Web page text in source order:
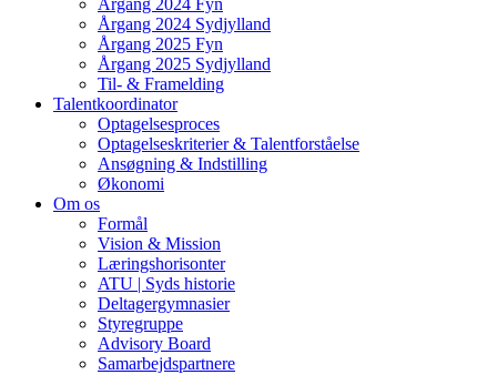
Årgang 2024 Sydjylland
Årgang 2025 Fyn
Årgang 2025 Sydjylland
Til- & Framelding
Talentkoordinator
Optagelsesproces
Optagelseskriterier & Talentforståelse
Ansøgning & Indstilling
Økonomi
Om os
Formål
Vision & Mission
Læringshorisonter
ATU | Syds historie
Deltagergymnasier
Styregruppe
Advisory Board
Samarbejdspartnere